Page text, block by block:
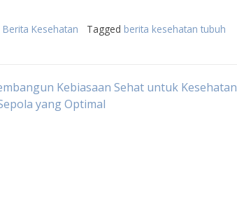
Berita Kesehatan Tagged berita kesehatan tubuh
Kebiasaan Sehat untuk Kesehatan
yang Optimal